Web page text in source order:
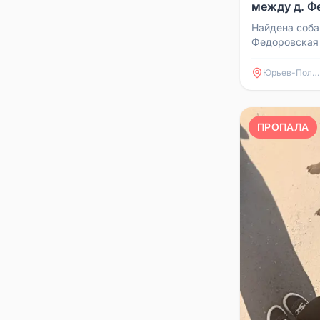
между д.
Найдена
Федоровская
оставить неЮрьев-Польский
ПРОПАЛА